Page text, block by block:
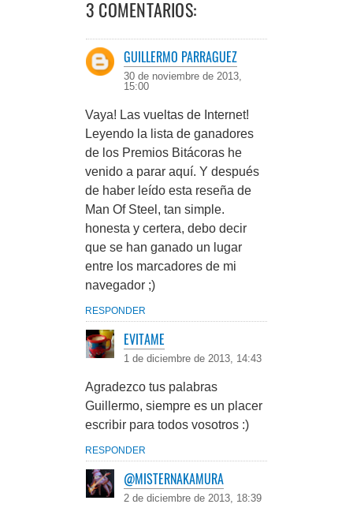
3 COMENTARIOS:
GUILLERMO PARRAGUEZ
30 de noviembre de 2013,
15:00
Vaya! Las vueltas de Internet!
Leyendo la lista de ganadores
de los Premios Bitácoras he
venido a parar aquí. Y después
de haber leído esta reseña de
Man Of Steel, tan simple.
honesta y certera, debo decir
que se han ganado un lugar
entre los marcadores de mi
navegador ;)
RESPONDER
EVITAME
1 de diciembre de 2013, 14:43
Agradezco tus palabras
Guillermo, siempre es un placer
escribir para todos vosotros :)
RESPONDER
@MISTERNAKAMURA
2 de diciembre de 2013, 18:39